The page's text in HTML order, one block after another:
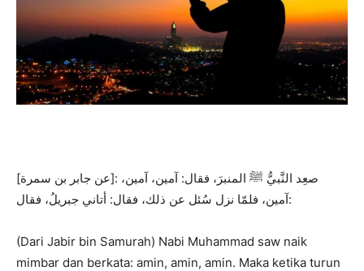
[عن جابر بن سمرة]: صعِد النَّبيُّ ﷺ المنبرَ، فقال: آمين، آمين،
آمين، فلمّا نزل سُئل عن ذلك، فقال: أتاني جبريلُ، فقال:
(Dari Jabir bin Samurah) Nabi Muhammad saw naik
mimbar dan berkata: amin, amin, amin. Maka ketika turun